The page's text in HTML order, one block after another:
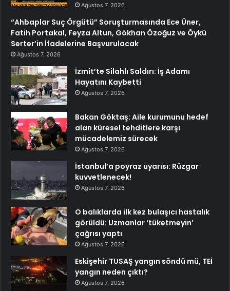
Ağustos 7, 2026
“Ahbaplar Suç Örgütü” Soruşturmasında Ece Üner,
Fatih Portakal, Feyza Altun, Gökhan Özoğuz ve Öykü
Serter’in İfadelerine Başvurulacak
Ağustos 7, 2026
İzmit’te Silahlı Saldırı: İş Adamı
Hayatını Kaybetti
Ağustos 7, 2026
Bakan Göktaş: Aile kurumunu hedef
alan küresel tehditlere karşı
mücadelemiz sürecek
Ağustos 7, 2026
İstanbul’a poyraz uyarısı: Rüzgar
kuvvetlenecek!
Ağustos 7, 2026
O balıklarda ilk kez bulaşıcı hastalık
görüldü: Uzmanlar ‘tüketmeyin’
çağrısı yaptı
Ağustos 7, 2026
Eskişehir TUSAŞ yangın söndü mü, TEİ
yangın neden çıktı?
Ağustos 7, 2026